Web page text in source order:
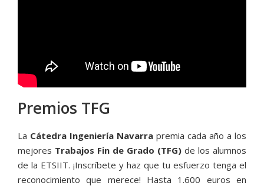
Premios TFG
La Cátedra Ingeniería Navarra premia cada año a los
mejores Trabajos Fin de Grado (TFG) de los alumnos
de la ETSIIT. ¡Inscríbete y haz que tu esfuerzo tenga el
reconocimiento que merece! Hasta 1.600 euros en